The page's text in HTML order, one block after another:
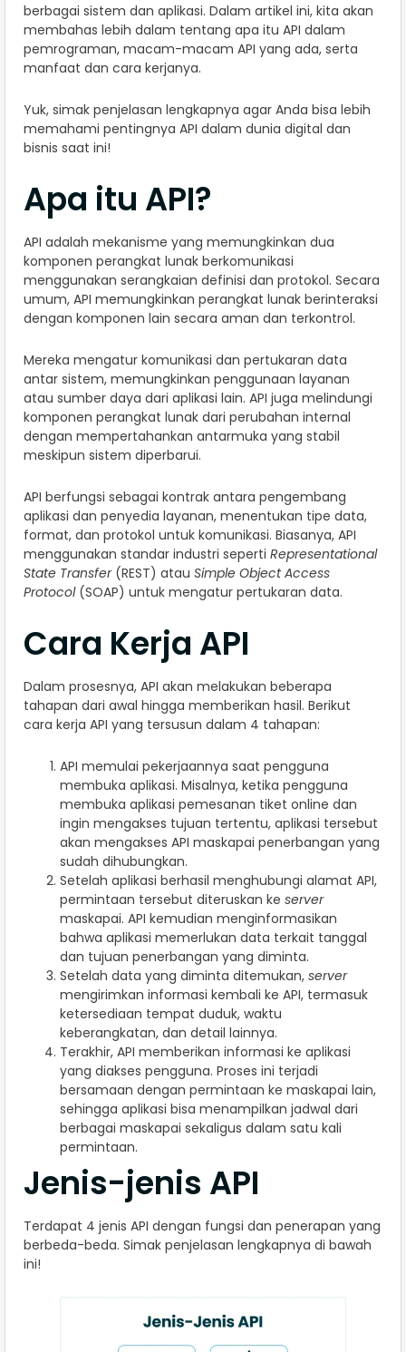
berbagai sistem dan aplikasi. Dalam artikel ini, kita akan
membahas lebih dalam tentang apa itu API dalam
pemrograman, macam-macam API yang ada, serta
manfaat dan cara kerjanya.
Yuk, simak penjelasan lengkapnya agar Anda bisa lebih
memahami pentingnya API dalam dunia digital dan
bisnis saat ini!
Apa itu API?
API adalah mekanisme yang memungkinkan dua
komponen perangkat lunak berkomunikasi
menggunakan serangkaian definisi dan protokol. Secara
umum, API memungkinkan perangkat lunak berinteraksi
dengan komponen lain secara aman dan terkontrol.
Mereka mengatur komunikasi dan pertukaran data
antar sistem, memungkinkan penggunaan layanan
atau sumber daya dari aplikasi lain. API juga melindungi
komponen perangkat lunak dari perubahan internal
dengan mempertahankan antarmuka yang stabil
meskipun sistem diperbarui.
API berfungsi sebagai kontrak antara pengembang
aplikasi dan penyedia layanan, menentukan tipe data,
format, dan protokol untuk komunikasi. Biasanya, API
menggunakan standar industri seperti Representational
State Transfer(REST) atau Simple Object Access
Protocol(SOAP) untuk mengatur pertukaran data.
Cara Kerja API
Dalam prosesnya, API akan melakukan beberapa
tahapan dari awal hingga memberikan hasil. Berikut
cara kerja API yang tersusun dalam 4 tahapan:
API memulai pekerjaannya saat pengguna
membuka aplikasi. Misalnya, ketika pengguna
membuka aplikasi pemesanan tiket online dan
ingin mengakses tujuan tertentu, aplikasi tersebut
akan mengakses API maskapai penerbangan yang
sudah dihubungkan.
Setelah aplikasi berhasil menghubungi alamat API,
permintaan tersebut diteruskan ke server
maskapai. API kemudian menginformasikan
bahwa aplikasi memerlukan data terkait tanggal
dan tujuan penerbangan yang diminta.
Setelah data yang diminta ditemukan, server
mengirimkan informasi kembali ke API, termasuk
ketersediaan tempat duduk, waktu
keberangkatan, dan detail lainnya.
Terakhir, API memberikan informasi ke aplikasi
yang diakses pengguna. Proses ini terjadi
bersamaan dengan permintaan ke maskapai lain,
sehingga aplikasi bisa menampilkan jadwal dari
berbagai maskapai sekaligus dalam satu kali
permintaan.
Jenis-jenis API
Terdapat 4 jenis API dengan fungsi dan penerapan yang
berbeda-beda. Simak penjelasan lengkapnya di bawah
ini!